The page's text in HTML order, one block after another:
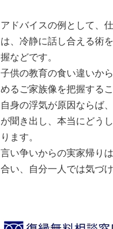
アドバイスの例として、
は、冷静に話し合える術
握などです。
子供の教育の食い違いか
めるご家族像を把握する
自身の浮気が原因ならば
が聞き出し、本当にどう
ります。
言い争いからの実家帰り
合い、自分一人では気づ